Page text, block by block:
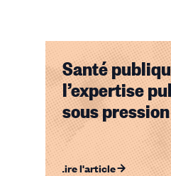
Santé
l’expertise
sous pression
Lire l'article